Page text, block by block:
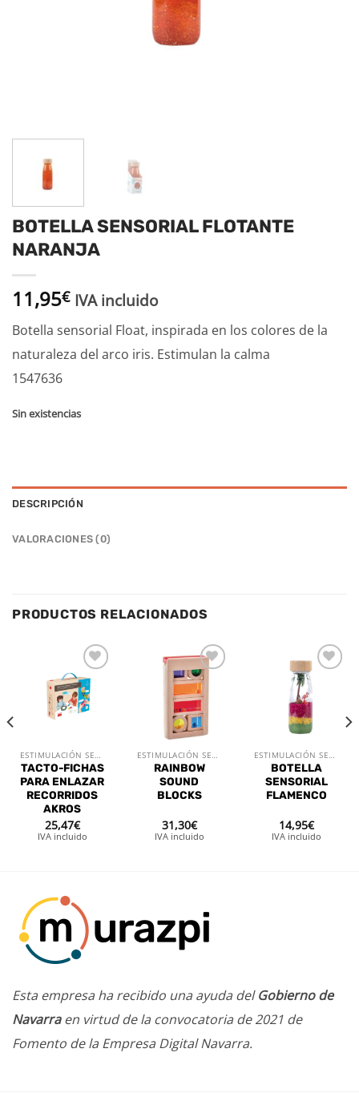
BOTELLA SENSORIAL FLOTANTE
NARANJA
11,95€ IVA incluido
Botella sensorial Float, inspirada en los colores de la
naturaleza del arco iris. Estimulan la calma
1547636
Sin existencias
DESCRIPCIÓN
VALORACIONES (0)
PRODUCTOS RELACIONADOS
Añadir
a la
lista de
deseos
TACTO-FICHAS
PARA ENLAZAR
RECORRIDOS
AKROS
25,47€
IVA incluido
Añadir
a la
lista de
deseos
RAINBOW
SOUND
BLOCKS
31,30€
IVA incluido
Añadir
lista de
deseos
BOTELLA
SENSORIAL
FLAMENCO
14,95€
IVA incluido
Esta empresa ha recibido una ayuda delGobierno de
Navarraen virtud de la convocatoria de 2021 de
Fomento de la Empresa Digital Navarra.